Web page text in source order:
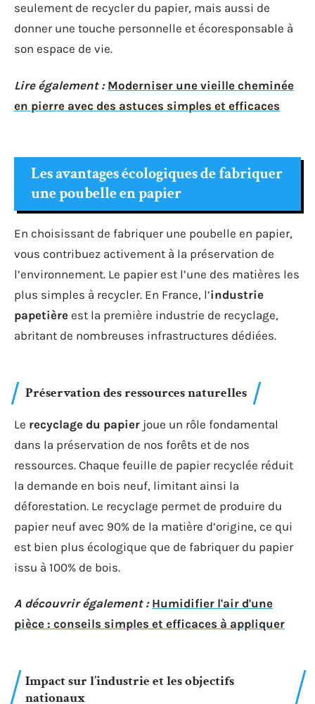
seulement de recycler du papier, mais aussi de
donner une touche personnelle et écoresponsable à
son espace de vie.
Lire également : Moderniser une vieille cheminée
en pierre avec des astuces simples et efficaces
Les avantages écologiques de fabriquer
une poubelle en papier
En choisissant de fabriquer une poubelle en papier,
vous contribuez activement à la préservation de
l’environnement. Le papier est l’une des matières les
plus simples à recycler. En France, l’industrie
papetière est la première industrie de recyclage,
abritant de nombreuses infrastructures dédiées.
Préservation des ressources naturelles
Le recyclage du papier joue un rôle fondamental
dans la préservation de nos forêts et de nos
ressources. Chaque feuille de papier recyclée réduit
la demande en bois neuf, limitant ainsi la
déforestation. Le recyclage permet de produire du
papier neuf avec 90% de la matière d’origine, ce qui
est bien plus écologique que de fabriquer du papier
issu à 100% de bois.
A découvrir également : Humidifier l'air d'une
pièce : conseils simples et efficaces à appliquer
Impact sur l’industrie et les objectifs
nationaux